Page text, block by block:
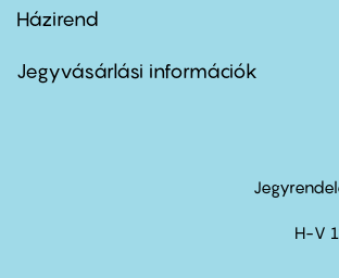
Footer
second
Házirend
Jegyvásárlási információk
H-V